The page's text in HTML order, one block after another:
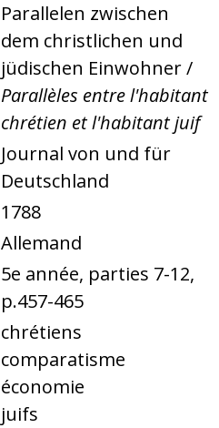
Parallelen zwischen
dem christlichen und
jüdischen Einwohner /
Parallèles entre l'habitant
chrétien et l'habitant juif
Journal von und für
Deutschland
1788
Allemand
5e année, parties 7-12,
p.457-465
chrétiens
comparatisme
économie
juifs